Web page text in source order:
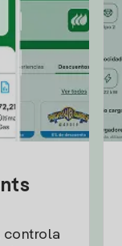
controla